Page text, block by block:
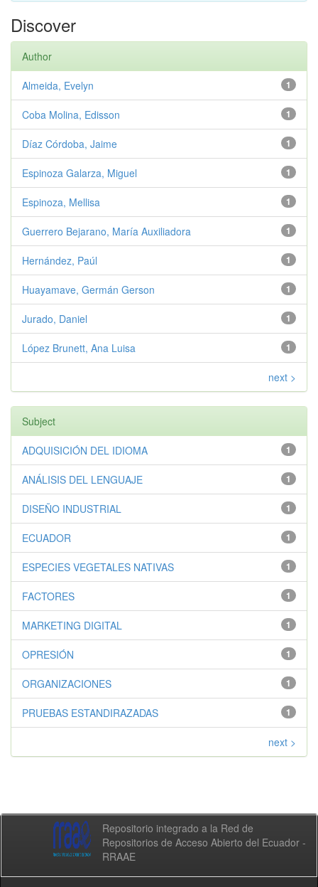
Discover
Author
1
Almeida, Evelyn
1
Coba Molina, Edisson
1
Díaz Córdoba, Jaime
1
Espinoza Galarza, Miguel
1
Espinoza, Mellisa
1
Guerrero Bejarano, María Auxiliadora
1
Hernández, Paúl
1
Huayamave, Germán Gerson
1
Jurado, Daniel
1
López Brunett, Ana Luisa
next >
Subject
1
ADQUISICIÓN DEL IDIOMA
1
ANÁLISIS DEL LENGUAJE
1
DISEÑO INDUSTRIAL
1
ECUADOR
1
ESPECIES VEGETALES NATIVAS
1
FACTORES
1
MARKETING DIGITAL
1
OPRESIÓN
1
ORGANIZACIONES
1
PRUEBAS ESTANDIRAZADAS
next >
Repositorio integrado a la Red de
Repositorios de Acceso Abierto del Ecuador -
RRAAE